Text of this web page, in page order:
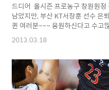
드디어 올시즌 프로농구 창원원
남았지만, 부산 KT서장훈 선수 은
퀸 여러분~~~ 응원하신다고 수고
츠 롯데여신으로 볼 수 있겠군요...
에선 야구경기 찍느라 얼굴을 볼
~~~^^ Copyright 2012.
copied without
permission.
2013.03.18